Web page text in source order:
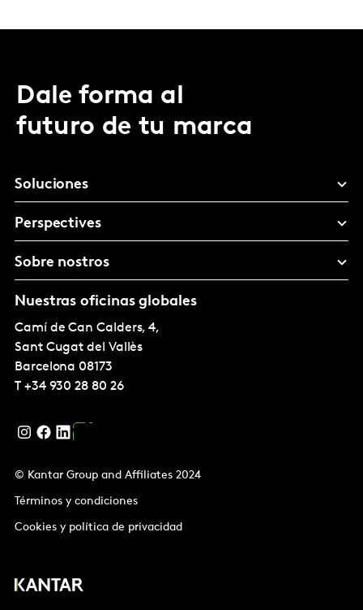
Dale forma al
futuro de tu marca
Soluciones
Perspectives
Sobre nostros
Nuestras oficinas globales
Camí de Can Calders, 4,
Sant Cugat del Vallès
Barcelona 08173
T +34 930 28 80 26
© Kantar Group and Affiliates 2024
Términos y condiciones
Cookies y política de privacidad